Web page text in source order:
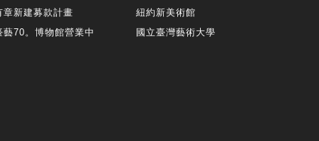
章新建募款計畫
藝70。博物館營業中
紐約新美術館
國立臺灣藝術大學